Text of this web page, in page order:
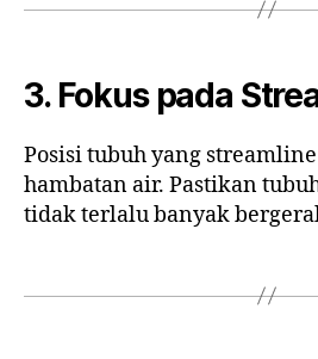
3. Fokus pada
Posisi tubuh yang
hambatan air. Pastikan
tidak terlalu banyak